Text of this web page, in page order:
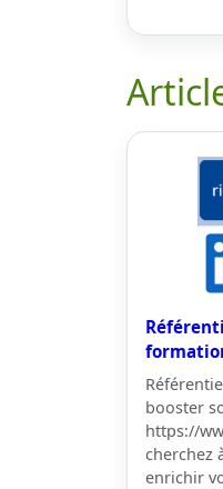
booster
https://
cherchez
enrichir